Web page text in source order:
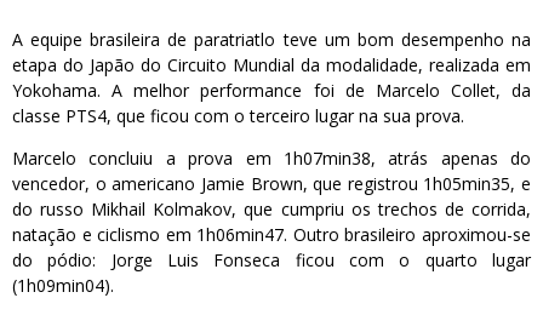
A equipe brasileira de paratriatlo teve um bom desempenho na
etapa do Japão do Circuito Mundial da modalidade, realizada em
Yokohama. A melhor performance foi de Marcelo Collet, da
classe PTS4, que ficou com o terceiro lugar na sua prova.
Marcelo concluiu a prova em 1h07min38, atrás apenas do
vencedor, o americano Jamie Brown, que registrou 1h05min35, e
do russo Mikhail Kolmakov, que cumpriu os trechos de corrida,
natação e ciclismo em 1h06min47. Outro brasileiro aproximou-se
do pódio: Jorge Luis Fonseca ficou com o quarto lugar
(1h09min04).